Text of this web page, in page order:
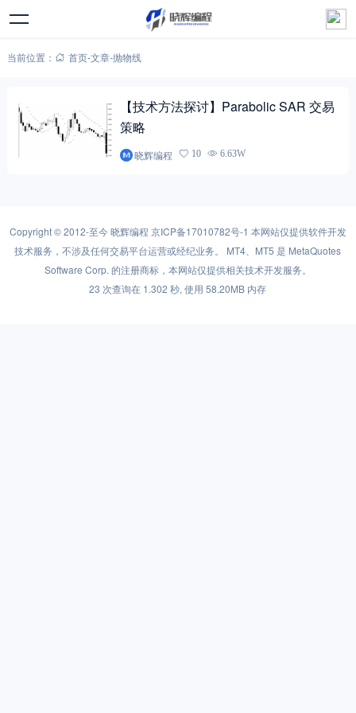
当前位置： 首页-文章-抛物线
【技术方法探讨】Parabolic SAR 交易
策略
晓辉编程 10 6.63W
Copyright © 2012-至今晓辉编程 京ICP备17010782号-1 本网站仅提供软件开发
技术服务，不涉及任何交易平台运营或经纪业务。 MT4、MT5 是 MetaQuotes
Software Corp. 的注册商标，本网站仅提供相关技术开发服务。
23 次查询在 1.302 秒, 使用 58.20MB 内存